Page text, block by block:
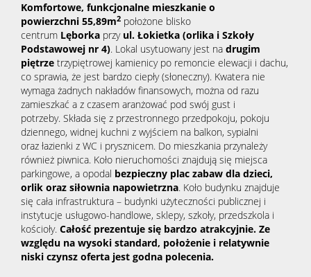
Komfortowe, funkcjonalne mieszkanie o
powierzchni 55,89m2 położone blisko
centrum Lęborka przy ul. Łokietka (orlika i Szkoły
Podstawowej nr 4). Lokal usytuowany jest na drugim
piętrze trzypiętrowej kamienicy po remoncie elewacji i dachu,
co sprawia, że jest bardzo ciepły (słoneczny). Kwatera nie
wymaga żadnych nakładów finansowych, można od razu
zamieszkać a z czasem aranżować pod swój gust i
potrzeby. Składa się z przestronnego przedpokoju, pokoju
dziennego, widnej kuchni z wyjściem na balkon, sypialni
oraz łazienki z WC i prysznicem. Do mieszkania przynależy
również piwnica. Koło nieruchomości znajdują się miejsca
parkingowe, a opodal bezpieczny plac zabaw dla dzieci,
orlik oraz siłownia napowietrzna. Koło budynku znajduje
się cała infrastruktura – budynki użyteczności publicznej i
instytucje usługowo-handlowe, sklepy, szkoły, przedszkola i
kościoły. Całość prezentuje się bardzo atrakcyjnie. Ze
względu na wysoki standard, położenie i relatywnie
niski czynsz oferta jest godna polecenia.